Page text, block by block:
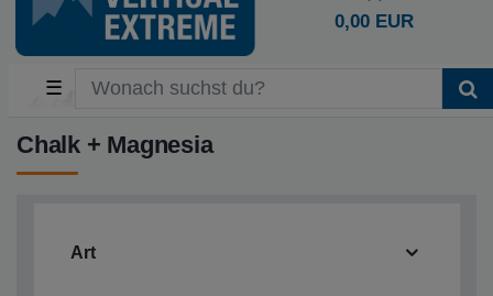
0,00 EUR
☰
Chalk + Magnesia
Art